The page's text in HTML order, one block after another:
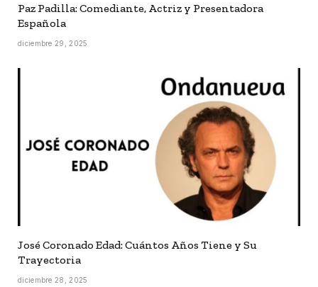
Paz Padilla: Comediante, Actriz y Presentadora
Española
diciembre 29, 2025
José Coronado Edad: Cuántos Años Tiene y Su
Trayectoria
diciembre 28, 2025